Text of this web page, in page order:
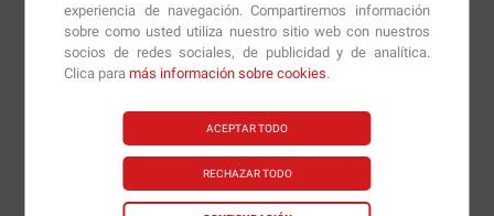
experiencia de navegación. Compartiremos información
sobre como usted utiliza nuestro sitio web con nuestros
socios de redes sociales, de publicidad y de analítica.
Clica paramás información sobre cookies.
ACEPTAR TODO
RECHAZAR TODO
Nuevas versiones y
recomendaciones de
nuestros nutricionistas.